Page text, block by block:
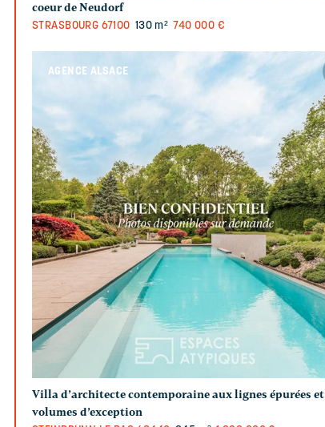
coeur de Neudorf
STRASBOURG 67100 130 m² 740 000 €
AGENCE ALSACE
Villa d’architecte contemporaine aux lignes épurées et
volumes d’exception